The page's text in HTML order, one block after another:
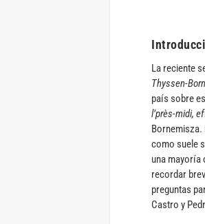
La reciente
Thyssen-
país sobre
l’près-midi,
Bornemisza.
como suele
una mayoría
recordar
preguntas
Castro y